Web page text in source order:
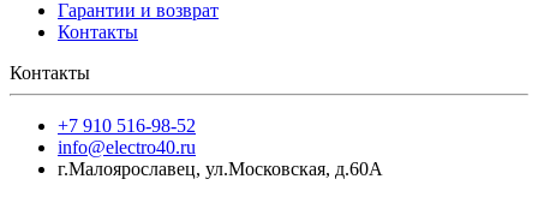
Гарантии и возврат
Контакты
Контакты
+7 910 516-98-52
info@electro40.ru
г.Малоярославец, ул.Московская, д.60А